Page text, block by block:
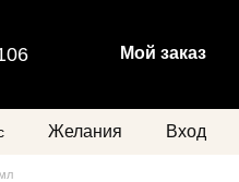
Мой заказ
Желания Вход